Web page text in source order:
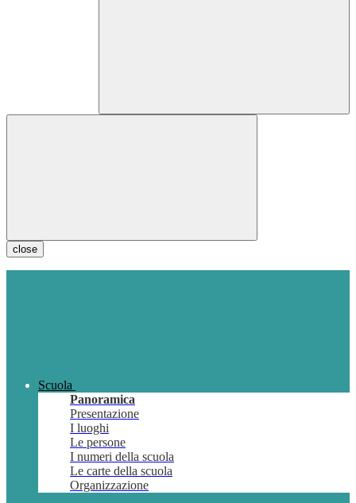
close
Scuola
Panoramica
Presentazione
I luoghi
Le persone
I numeri della scuola
Le carte della scuola
Organizzazione